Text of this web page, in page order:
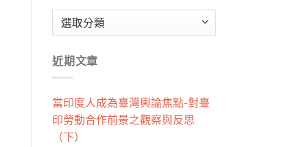
章
類
近期文章
當印度人成為臺灣輿論焦點-對臺
印勞動合作前景之觀察與反思
（下）